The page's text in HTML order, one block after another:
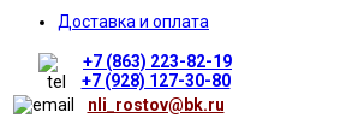
Доставка и оплата
+7 (863) 223-82-19
+7 (928) 127-30-80
nli_rostov@bk.ru